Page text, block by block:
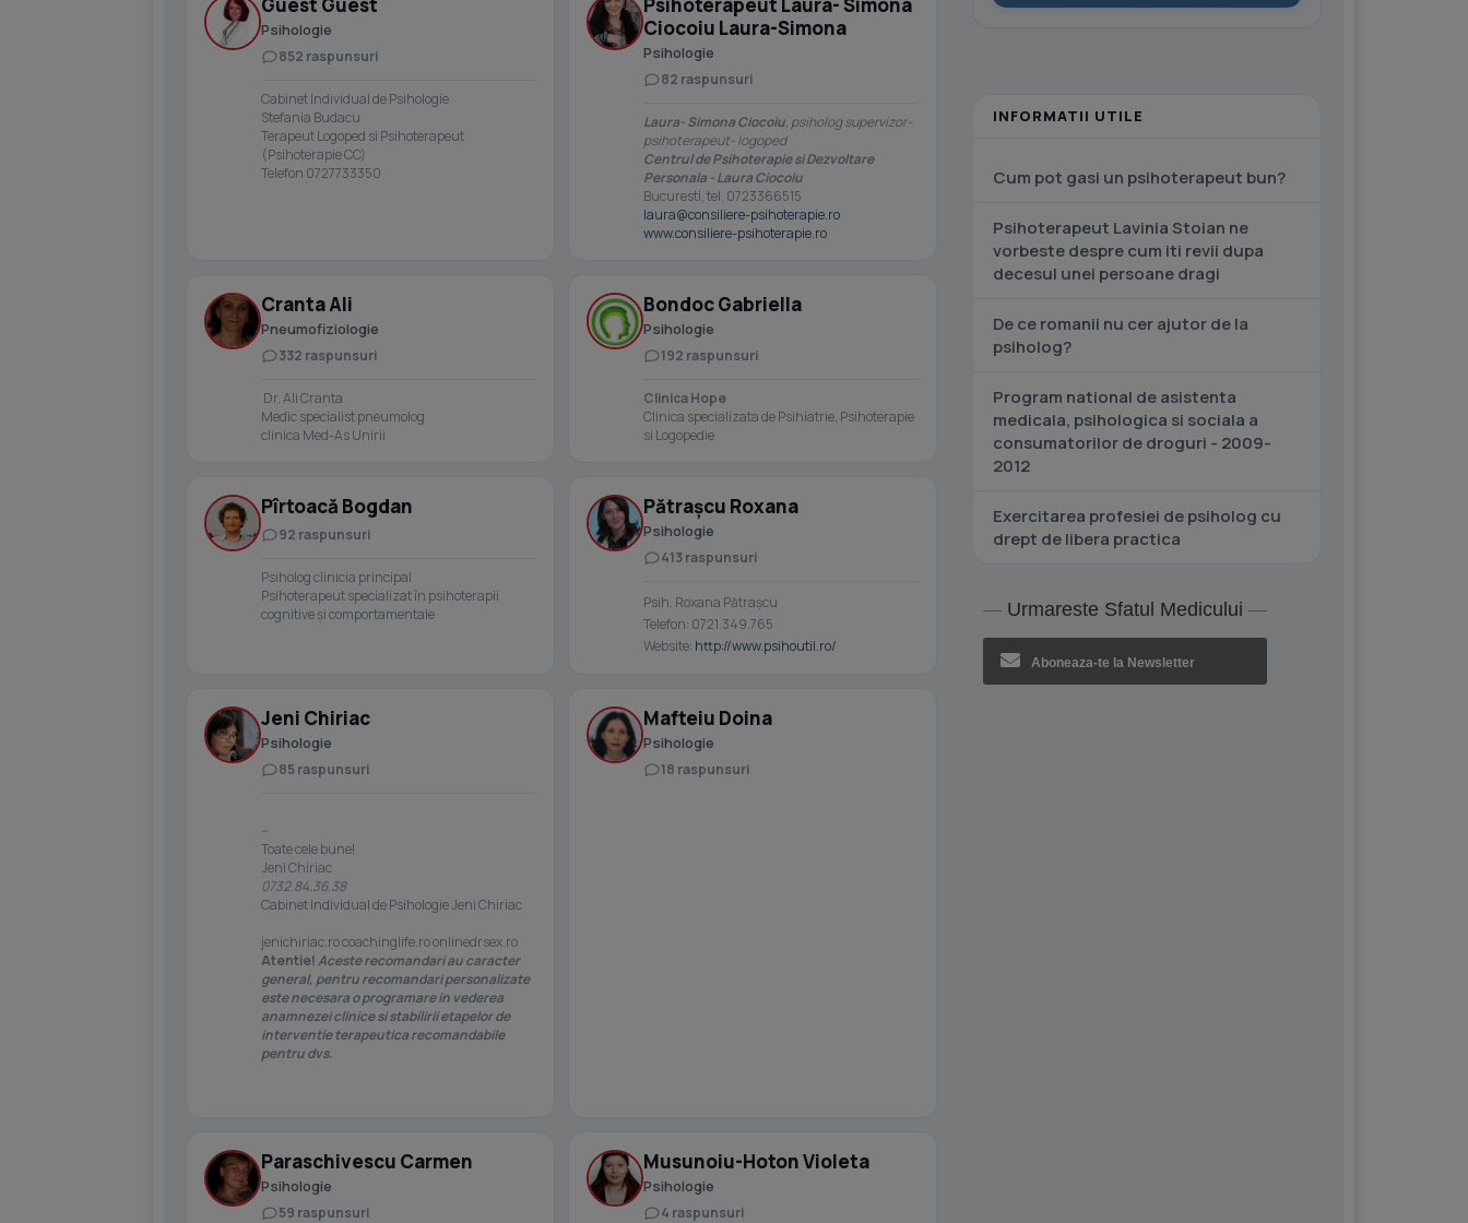
Psihologie
852 raspunsuri
Cabinet Individual de Psihologie
Stefania Budacu
Terapeut Logoped si Psihoterapeut
(Psihoterapie CC)
Telefon 0727733350
Ciocoiu Laura-Simona
Psihologie
82 raspunsuri
Laura- Simona Ciocoiu, psiholog supervizor-
psihoterapeut- logoped
Centrul de Psihoterapie si Dezvoltare
Personala - Laura Ciocoiu
Bucuresti, tel. 0723366515
laura@consiliere-psihoterapie.ro
www.consiliere-psihoterapie.ro
Cranta Ali
Pneumofiziologie
332 raspunsuri
Dr. Ali Cranta
Medic specialist pneumolog
clinica Med-As Unirii
Bondoc Gabriella
Psihologie
192 raspunsuri
Clinica Hope
Clinica specializata de Psihiatrie, Psihoterapie
si Logopedie
Pîrtoacă Bogdan
92 raspunsuri
Psiholog clinicia principal
Psihoterapeut specializat în psihoterapii
cognitive și comportamentale
Pătrașcu Roxana
Psihologie
413 raspunsuri
Psih. Roxana Pătrașcu
Telefon: 0721.349.765
Website: http://www.psihoutil.ro/
Jeni Chiriac
Psihologie
85 raspunsuri
--
Toate cele bune!
Jeni Chiriac
0732.84.36.38
Cabinet Individual de Psihologie Jeni Chiriac
jenichiriac.ro coachinglife.ro onlinedrsex.ro
Atentie!Aceste recomandari au caracter
general, pentru recomandari personalizate
este necesara o programare in vederea
anamnezei clinice si stabilirii etapelor de
interventie terapeutica recomandabile
pentru dvs.
Mafteiu Doina
Psihologie
18 raspunsuri
Paraschivescu Carmen
Psihologie
59 raspunsuri
Musunoiu-Hoton Violeta
Psihologie
4 raspunsuri
INFORMATII UTILE
Cum pot gasi un psihoterapeut bun?
Psihoterapeut Lavinia Stoian ne
vorbeste despre cum iti revii dupa
decesul unei persoane dragi
De ce romanii nu cer ajutor de la
psiholog?
Program national de asistenta
medicala, psihologica si sociala a
consumatorilor de droguri - 2009-
2012
Exercitarea profesiei de psiholog cu
drept de libera practica
Urmareste Sfatul Medicului
Aboneaza-te la Newsletter